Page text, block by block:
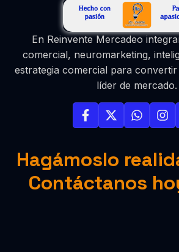
En Reinvente Mercadeo
comercial, neuromarketing,
estrategia comercial para
líder de mercado.
Hagámoslo
Contáctanos